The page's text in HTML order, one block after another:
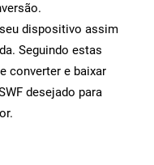
dispositivo assim
Seguindo estas
converter e baixar
desejado para